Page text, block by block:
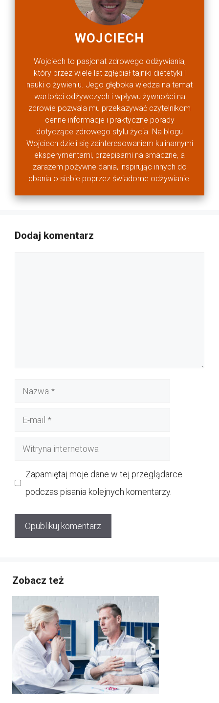
WOJCIECH
Wojciech to pasjonat zdrowego odżywiania,
który przez wiele lat zgłębiał tajniki dietetyki i
nauki o żywieniu. Jego głęboka wiedza na temat
wartości odżywczych i wpływu żywności na
zdrowie pozwala mu przekazywać czytelnikom
cenne informacje i praktyczne porady
dotyczące zdrowego stylu życia. Na blogu
Wojciech dzieli się zainteresowaniem kulinarnymi
eksperymentami, przepisami na smaczne, a
zarazem pożywne dania, inspirując innych do
dbania o siebie poprzez świadome odżywianie.
Dodaj komentarz
Nazwa
Witryna
Zapamiętaj moje dane w tej przeglądarce
podczas pisania kolejnych komentarzy.
Zobacz też